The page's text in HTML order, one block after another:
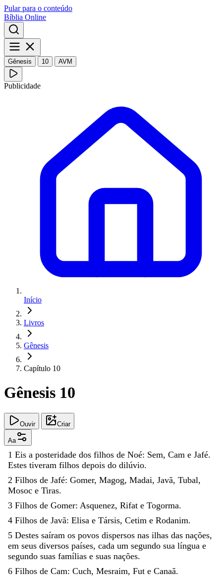
Pular para o conteúdo
Bíblia Online
Gênesis 10 AVM
Publicidade
Início
Livros
Gênesis
Capítulo 10
Gênesis 10
Ouvir Criar
Aa
1 Eis a posteridade dos filhos de Noé: Sem, Cam e Jafé.
Estes tiveram filhos depois do dilúvio.
2 Filhos de Jafé: Gomer, Magog, Madai, Javã, Tubal,
Mosoc e Tiras.
3 Filhos de Gomer: Asquenez, Rifat e Togorma.
4 Filhos de Javã: Elisa e Társis, Cetim e Rodanim.
5 Destes saíram os povos dispersos nas ilhas das nações,
em seus diversos países, cada um segundo sua língua e
segundo suas famílias e suas nações.
6 Filhos de Cam: Cuch, Mesraim, Fut e Canaã.